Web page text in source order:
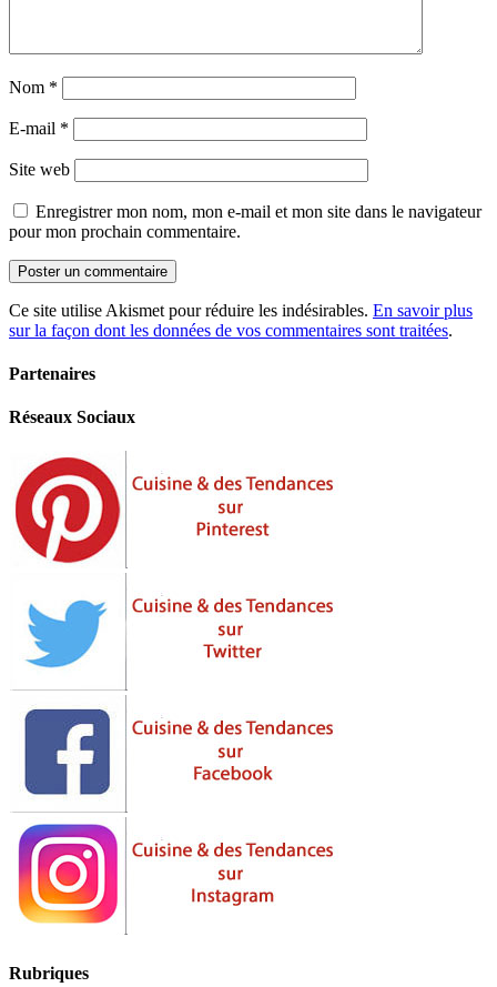
Nom *
E-mail *
Site web
Enregistrer mon nom, mon e-mail et mon site dans le navigateur
pour mon prochain commentaire.
Ce site utilise Akismet pour réduire les indésirables. En savoir plus
sur la façon dont les données de vos commentaires sont traitées.
Partenaires
Réseaux Sociaux
Rubriques